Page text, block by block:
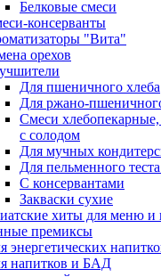
Белковые смеси
консерванты
"Вита"
орехов
Для пшеничного хлеба
Для ржано-
Смеси хлебопекарные,
с солодом
Для мучных
Для пельменного
С консервантами
Закваски сухие
хиты для меню и
премиксы
энергетических
напитков и БАД